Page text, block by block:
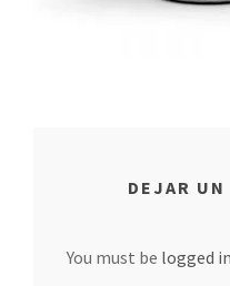
DEJAR UN
You must be logged in